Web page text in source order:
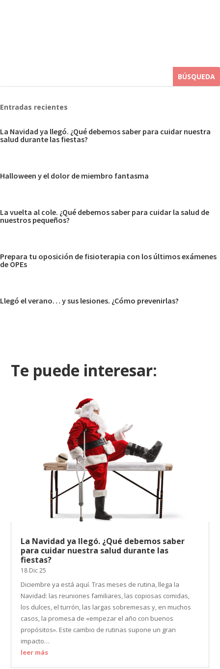
Entradas recientes
La Navidad ya llegó. ¿Qué debemos saber para cuidar nuestra
salud durante las fiestas?
Halloween y el dolor de miembro fantasma
La vuelta al cole. ¿Qué debemos saber para cuidar la salud de
nuestros pequeños?
Prepara tu oposición de fisioterapia con los últimos exámenes
de OPEs
Llegó el verano… y sus lesiones. ¿Cómo prevenirlas?
Te puede interesar:
La Navidad ya llegó. ¿Qué debemos saber
para cuidar nuestra salud durante las
fiestas?
18 Dic 25
Diciembre ya está aquí. Tras meses de rutina, llega la
Navidad: las reuniones familiares, las copiosas comidas,
los dulces, el turrón, las largas sobremesas y, en muchos
casos, la promesa de «empezar el año con buenos
propósitos». Este cambio de rutinas supone un gran
impacto…
leer más